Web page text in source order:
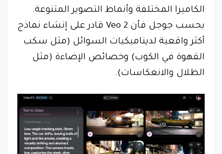
الكاميرا المختلفة وأنماط التصوير المتنوعة.
بحسب جوجل فأن Veo 2 قادر على إنشاء نماذج
أكثر واقعية لديناميكيات السوائل (مثل سكب
القهوة في الكوب) وخصائص الإضاءة (مثل
الظلال والانعكاسات).